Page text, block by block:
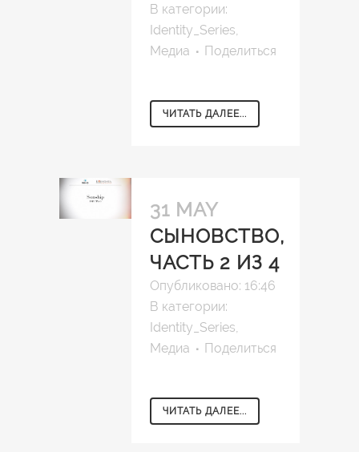
В категории:
Identity_Series,
Медиа
Поделиться
ЧИТАТЬ ДАЛЕЕ...
31 MAY
СЫНОВСТВО,
ЧАСТЬ 2 ИЗ 4
Опубликовано: 16:46
В категории:
Identity_Series,
Медиа
Поделиться
ЧИТАТЬ ДАЛЕЕ...